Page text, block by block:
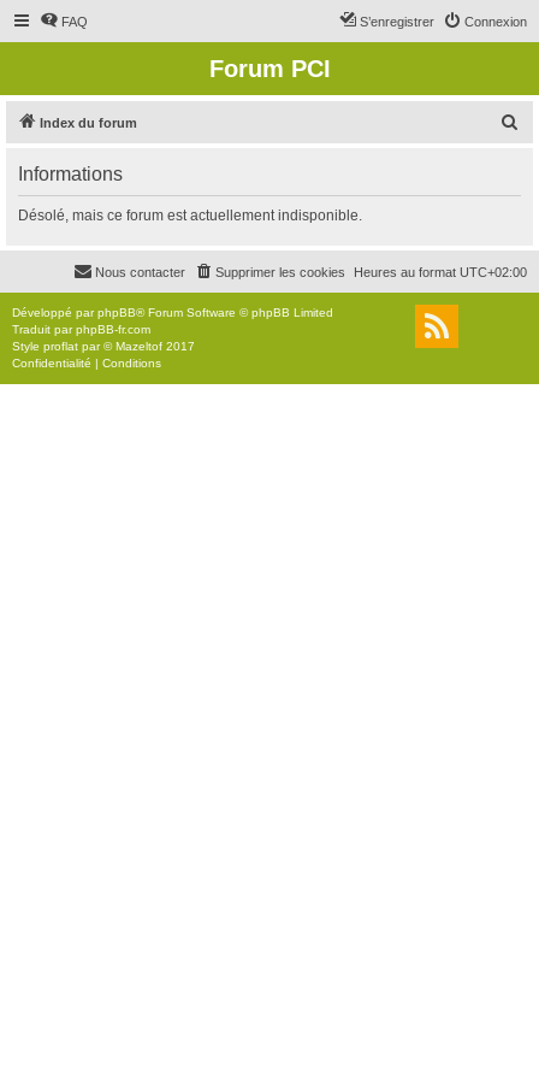
FAQ Connexion
S’enregistrer
Forum PCI
Index du forum
r
c
r
Informations
Désolé, mais ce forum est actuellement indisponible.
Heures au format UTC+02:00
Supprimer les cookies
Nous contacter
Développé parphpBB® Forum Software © phpBB Limited
Traduit parphpBB-fr.com
Style proflat par ©Mazeltof 2017
Confidentialité | Conditions